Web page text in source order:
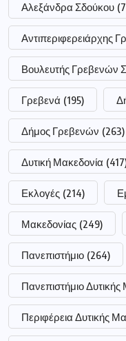
Αλεξάνδρα Σδούκου
Αντιπεριφερειάρχης
Βουλευτής Γρεβενών
Γρεβενά (195)
Δήμος Γρεβενών (263)
Δυτική Μακεδονία
Εκλογές (214)
Μακεδονίας (249)
Πανεπιστήμιο (264)
Πανεπιστήμιο
Περιφέρεια Δυτικής